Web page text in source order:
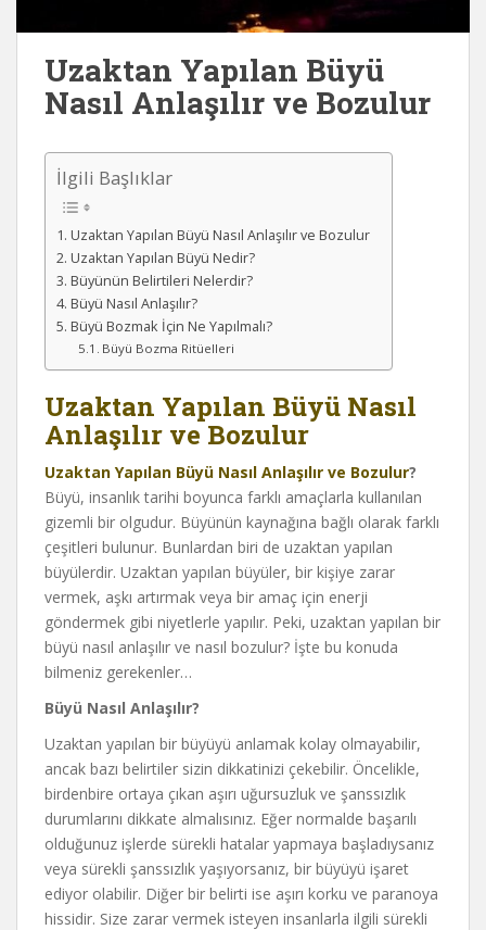
Uzaktan Yapılan Büyü
Nasıl Anlaşılır ve Bozulur
İlgili Başlıklar
Uzaktan Yapılan Büyü Nasıl Anlaşılır ve Bozulur
Uzaktan Yapılan Büyü Nedir?
Büyünün Belirtileri Nelerdir?
Büyü Nasıl Anlaşılır?
Büyü Bozmak İçin Ne Yapılmalı?
Büyü Bozma Ritüelleri
Uzaktan Yapılan Büyü Nasıl
Anlaşılır ve Bozulur
Uzaktan Yapılan Büyü Nasıl Anlaşılır ve Bozulur?
Büyü, insanlık tarihi boyunca farklı amaçlarla kullanılan
gizemli bir olgudur. Büyünün kaynağına bağlı olarak farklı
çeşitleri bulunur. Bunlardan biri de uzaktan yapılan
büyülerdir. Uzaktan yapılan büyüler, bir kişiye zarar
vermek, aşkı artırmak veya bir amaç için enerji
göndermek gibi niyetlerle yapılır. Peki, uzaktan yapılan bir
büyü nasıl anlaşılır ve nasıl bozulur? İşte bu konuda
bilmeniz gerekenler…
Büyü Nasıl Anlaşılır?
Uzaktan yapılan bir büyüyü anlamak kolay olmayabilir,
ancak bazı belirtiler sizin dikkatinizi çekebilir. Öncelikle,
birdenbire ortaya çıkan aşırı uğursuzluk ve şanssızlık
durumlarını dikkate almalısınız. Eğer normalde başarılı
olduğunuz işlerde sürekli hatalar yapmaya başladıysanız
veya sürekli şanssızlık yaşıyorsanız, bir büyüyü işaret
ediyor olabilir. Diğer bir belirti ise aşırı korku ve paranoya
hissidir. Size zarar vermek isteyen insanlarla ilgili sürekli